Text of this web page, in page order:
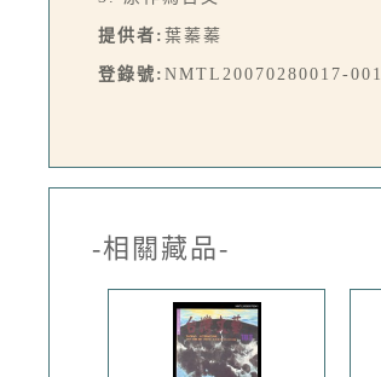
提供者: 葉蓁蓁
登錄號: NMTL20070280017-001
-相關藏品-